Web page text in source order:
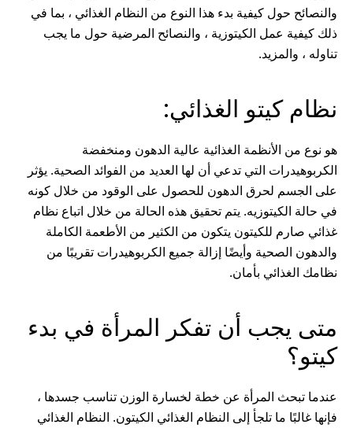
والنصائح حول كيفية بدء هذا النوع من النظام الغذائي ، بما في
ذلك كيفية عمل الكيتوزية ، والنصائح المرضية حول ما يجب
تناوله ، والمزيد.
نظام كيتو الغذائي:
هو نوع من الأنظمة الغذائية عالية الدهون ومنخفضة
الكربوهيدرات التي تدعي أن لها العديد من الفوائد الصحية. يؤثر
على الجسم لحرق الدهون للحصول على الوقود من خلال كونه
في حالة الكيتوزيه. يتم تحقيق هذه الحالة من خلال اتباع نظام
غذائي صارم للكيتون يتكون من الكثير من الأطعمة الكاملة
والدهون الصحية وأيضًا إزالة جميع الكربوهيدرات تقريبًا من
نظامك الغذائي بأمان.
متى يجب أن تفكر المرأة في بدء
كيتو؟
عندما تبحث المرأة عن خطة لخسارة الوزن تناسب جسدها ،
فإنها غالبًا ما تلجأ إلى النظام الغذائي الكيتون. النظام الغذائي